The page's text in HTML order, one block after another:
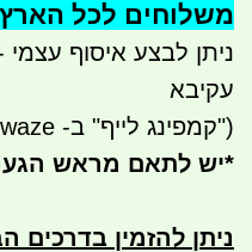
משלוחים לכל הארץ 41 שח
עקיבא
("קמפינג לייף" ב- waze)
*יש לתאם מראש
ניתן להזמין בדרכים